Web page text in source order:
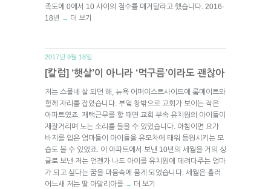
족도에 0에서 10 사이의 점수를 매겨달라고 했습니다. 2016-
18년 → 더 보기
2017년 9월 18일.
[칼럼] ‘햇살’이 아니라 ‘먹구름’이라도 괜찮아
저는 스물네 살 되던 해, 뉴욕 어퍼이스트사이드에 룸메이트와
함께 자리를 잡았습니다. 부엌 창밖으로 교회가 보이는 작은
아파트였죠. 재택근무를 할 때면 교회 부속 유치원의 아이들이
재잘거리며 노는 소리를 들을 수 있었습니다. 아침이면 요가
바지를 입은 엄마들이 아이들을 유모차에 태워 등원시키는 모
습도 볼 수 있었죠. 이 아파트에서 보낸 10년의 세월을 거의 싱
글로 보낸 저는 언젠가 나도 아이를 유치원에 데려다주는 엄마
가 되고 싶다는 꿈을 마음속에 품게 되었습니다. 세월은 흘러
어느새 저는 딸 아말리아를 → 더 보기